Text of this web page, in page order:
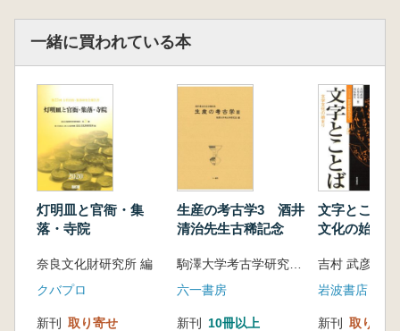
第4部 寺と城
第1章 白山平泉寺とその時代
た現地遺構―
第3章 戦国近江の寺院と城郭―敏満寺遺跡を
理解するために―
付 論 敏満寺城
第4章 観音寺城と観音正寺
第5章 戦国の城・山科本願寺
一緒に買われている本
灯明皿と官衙・集
落・寺院
奈良文化財研究所 編
クバプロ
新刊 取り寄せ
生産の考古学3 酒井
清治先生古稀記念
駒澤大学考古学研究室 編
六一書房
新刊 10冊以上
文字とこと
文化の始まり
吉村 武彦 著
岩波書店
新刊 取り寄せ